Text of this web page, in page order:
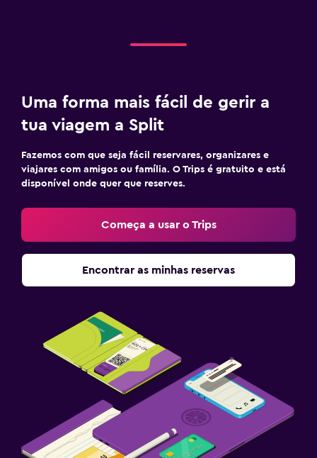
Uma forma mais fácil de gerir a
tua viagem a Split
Fazemos com que seja fácil reservares, organizares e
viajares com amigos ou família. O Trips é gratuito e está
disponível onde quer que reserves.
Começa a usar o Trips
Encontrar as minhas reservas